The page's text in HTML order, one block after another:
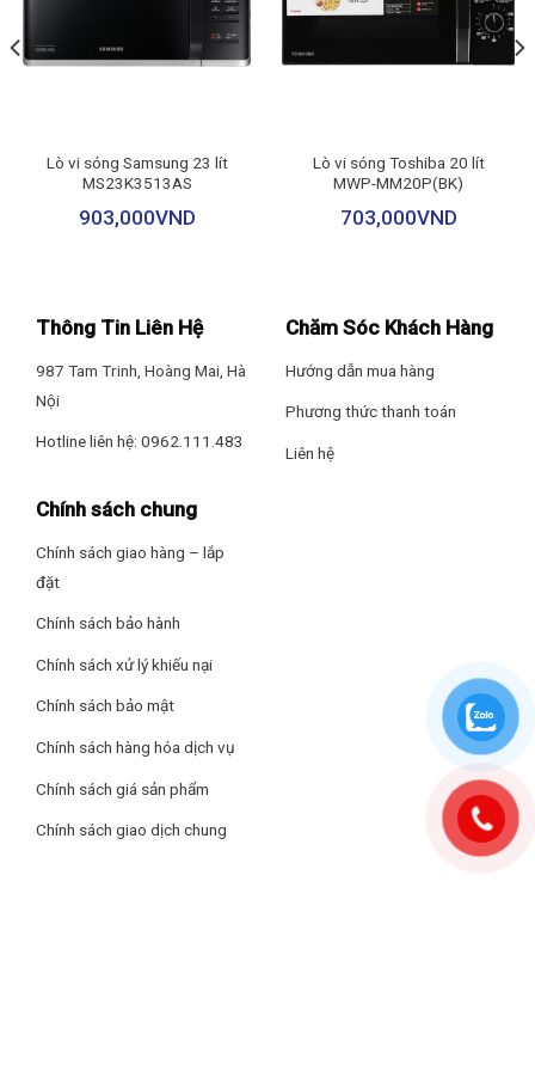
Thương hiệu của: Hà Lan
Sản xuất tại: Trung Quốc
Hãng: Philips.
Mặt đế
Mặt đế Ceramic chống dính, lướt êm ái trên mặt vải giúp bạn dễ
dàng ủi quần áo, lướt êm hơn và dễ dàng vệ sinh.
Lò vi sóng Samsung 23 lít
MS23K3513AS
903,000VND
Lò vi sóng Toshiba 20 lít
MWP-MM20P(BK)
703,000VND
Thông Tin Liên Hệ
987 Tam Trinh, Hoàng Mai, Hà
Nội
Hotline liên hệ: 0962.111.483
Chăm Sóc Khách Hàng
Hướng dẫn mua hàng
Phương thức thanh toán
Liên hệ
Chính sách chung
Chính sách giao hàng – lắp
đặt
Chính sách bảo hành
Chính sách xử lý khiếu nại
Chính sách bảo mật
Chính sách hàng hóa dịch vụ
Chính sách giá sản phẩm
Chính sách giao dịch chung